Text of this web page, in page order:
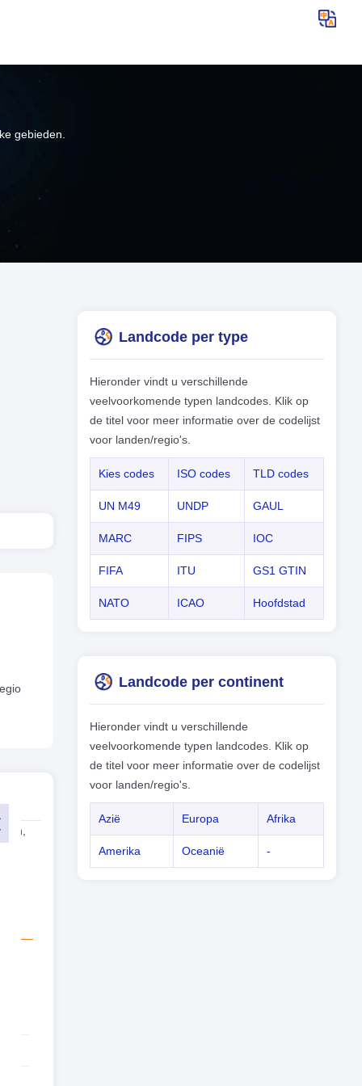
gebieden.
Landcode per type
Hieronder vindt u verschillende
veelvoorkomende typen landcodes. Klik op
de titel voor meer informatie over de codelijst
voor landen/regio's.
Kies codes ISO codes TLD codes
UN M49 UNDP GAUL
MARC FIPS IOC
FIFA ITU GS1 GTIN
NATO ICAO Hoofdstad
Landcode per continent
Hieronder vindt u verschillende
veelvoorkomende typen landcodes. Klik op
de titel voor meer informatie over de codelijst
voor landen/regio's.
Azië Europa Afrika
Amerika Oceanië -